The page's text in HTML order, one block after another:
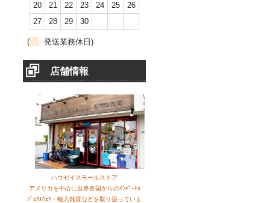
20
21 22 23 24 25
26
27
28 29 30
( 発送業務休日)
店舗情報
ハウゼイスモールストア
アメリカを中心に世界各国からのｲﾝﾎﾟｰﾄｶ
ｼﾞｭｱﾙｳｪｱ・輸入雑貨などを取り扱っていま